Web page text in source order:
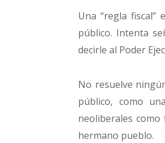
Una “regla
público. Intenta
decirle al Poder
No resuelve
público, como
neoliberales
hermano pueblo.